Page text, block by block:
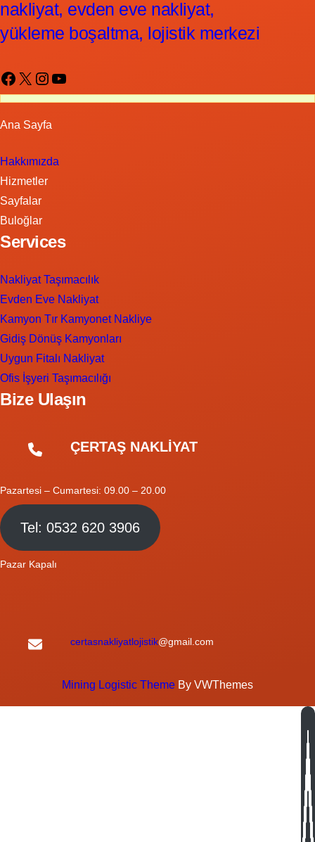
nakliyat, evden eve nakliyat,
yükleme boşaltma, lojistik merkezi
Facebook X Instagram YouTube
Ana Sayfa
Hakkımızda
Hizmetler
Sayfalar
Buloğlar
Services
Nakliyat Taşımacılık
Evden Eve Nakliyat
Kamyon Tır Kamyonet Nakliye
Gidiş Dönüş Kamyonları
Uygun Fitalı Nakliyat
Ofis İşyeri Taşımacılığı
Bize Ulaşın
ÇERTAŞ NAKLİYAT
Pazartesi – Cumartesi: 09.00 – 20.00
Tel: 0532 620 3906
Pazar Kapalı
certasnakliyatlojistik@gmail.com
Mining Logistic Theme By VWThemes